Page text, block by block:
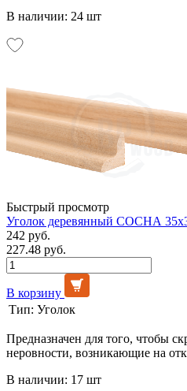
В наличии: 24 шт
Быстрый просмотр
Уголок деревянный СОСНА
242 руб.
227.48 руб.
В корзину
Тип: Уголок
Предназначен для того, чтобы
неровности, возникающие на
В наличии: 17 шт